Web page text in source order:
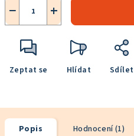
+
−
Zeptat se Hlídat Sdílet
Popis Hodnocení (1)